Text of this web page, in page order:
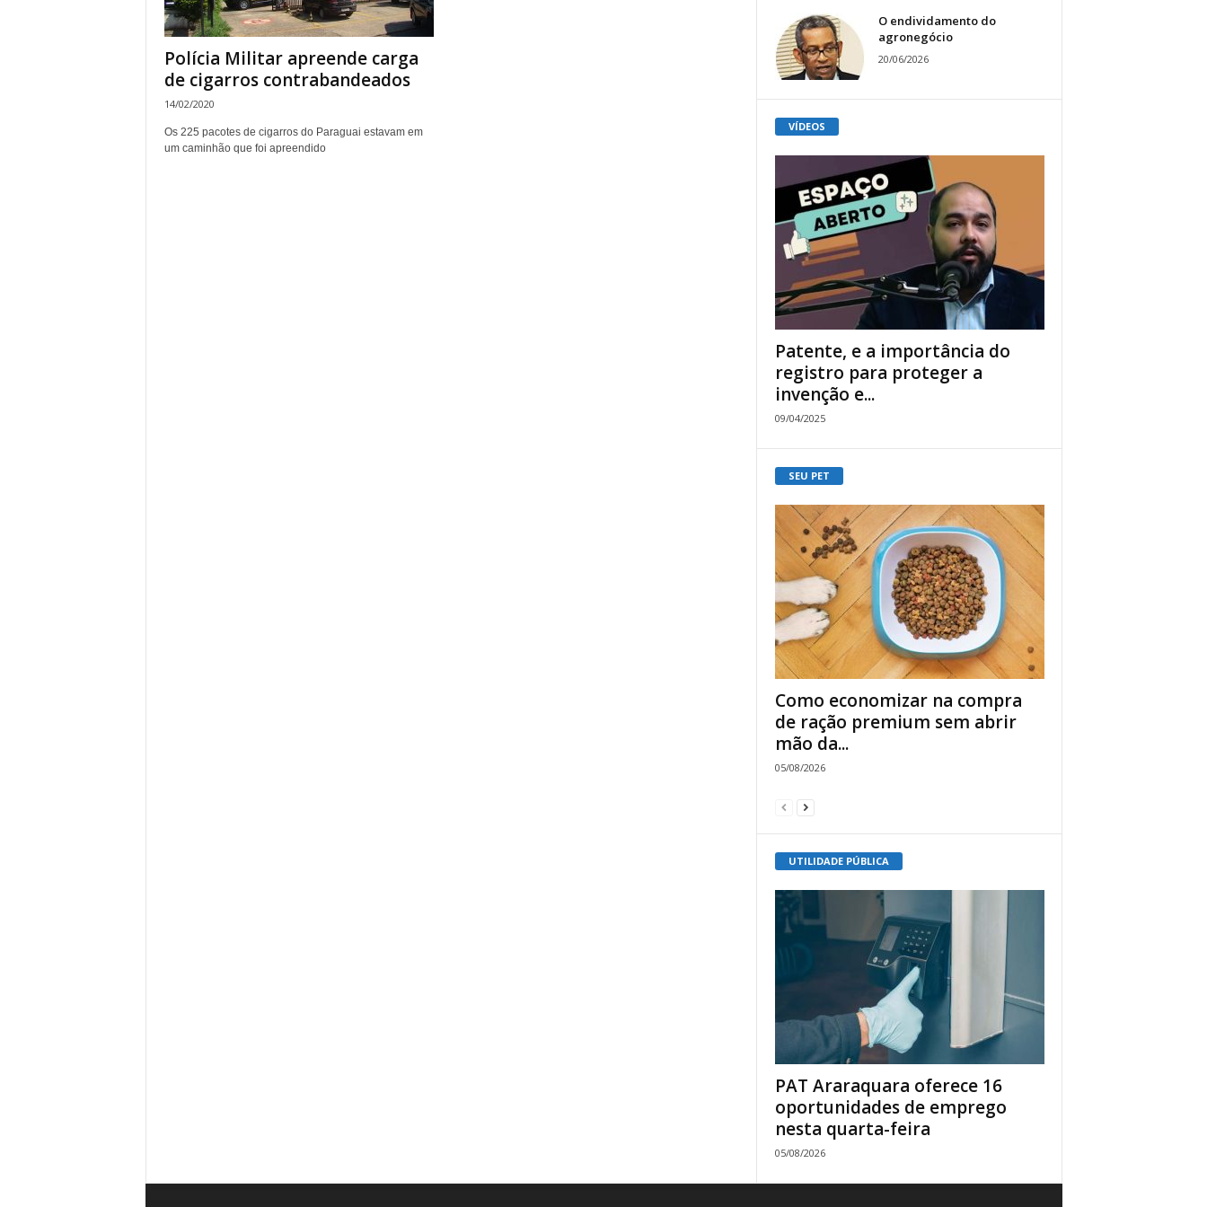
Polícia Militar apreende carga
de cigarros contrabandeados
14/02/2020
Os 225 pacotes de cigarros do Paraguai estavam em
um caminhão que foi apreendido
O endividamento do
agronegócio
20/06/2026
VÍDEOS
Patente, e a importância do
registro para proteger a
invenção e...
09/04/2025
SEU PET
Como economizar na compra
de ração premium sem abrir
mão da...
05/08/2026
UTILIDADE PÚBLICA
PAT Araraquara oferece 16
oportunidades de emprego
nesta quarta-feira
05/08/2026